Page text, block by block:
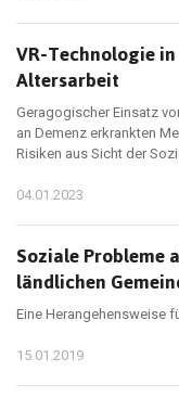
VR-Technologie
Altersarbeit
Geragogischer Einsatz
an Demenz erkrankten
Risiken aus Sicht der
04.01.2023
Soziale Probleme
ländlichen
Eine Herangehensweise
15.01.2019